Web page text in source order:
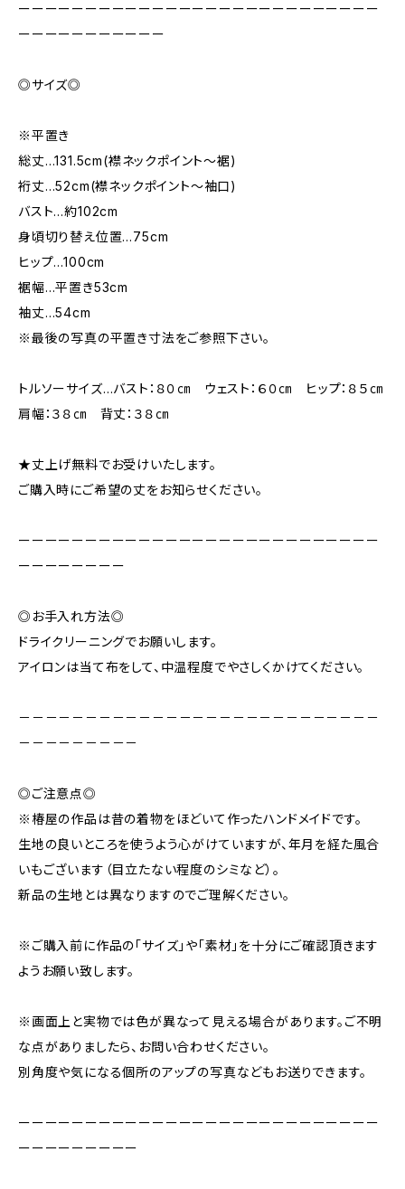
ーーーーーーーーーーーーーーーーーーーーーーーーーーー
ーーーーーーーーーーー
◎サイズ◎
※平置き
総丈…131.5cm(襟ネックポイント～裾)
裄丈…52cm(襟ネックポイント〜袖口)
バスト…約102cm
身頃切り替え位置…75cm
ヒップ…100cm
裾幅…平置き53cm
袖丈…54cm
※最後の写真の平置き寸法をご参照下さい。
トルソーサイズ…バスト：８０㎝ ウェスト：６０㎝ ヒップ：８５㎝
肩幅：３８㎝ 背丈：３８㎝
★丈上げ無料でお受けいたします。
ご購入時にご希望の丈をお知らせください。
ーーーーーーーーーーーーーーーーーーーーーーーーーーー
ーーーーーーーー
◎お手入れ方法◎
ドライクリーニングでお願いします。
アイロンは当て布をして、中温程度でやさしくかけてください。
－－－－－－－－－－－－－－－－－－－－－－－－－－－
－－－－－－－－－
◎ご注意点◎
※椿屋の作品は昔の着物をほどいて作ったハンドメイドです。
生地の良いところを使うよう心がけていますが、年月を経た風合
いもございます（目立たない程度のシミなど）。
新品の生地とは異なりますのでご理解ください。
※ご購入前に作品の「サイズ」や「素材」を十分にご確認頂きます
ようお願い致します。
※画面上と実物では色が異なって見える場合があります。ご不明
な点がありましたら、お問い合わせください。
別角度や気になる個所のアップの写真などもお送りできます。
ーーーーーーーーーーーーーーーーーーーーーーーーーーー
ーーーーーーーーー